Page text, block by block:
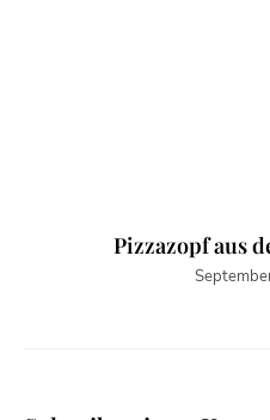
Pizzazopf aus